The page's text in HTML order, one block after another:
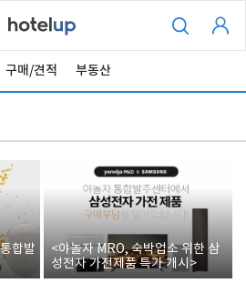
구매/견적 부동산
합발
<야놀자 MRO, 숙박업소 위한 삼
성전자 가전제품 특가 개시>